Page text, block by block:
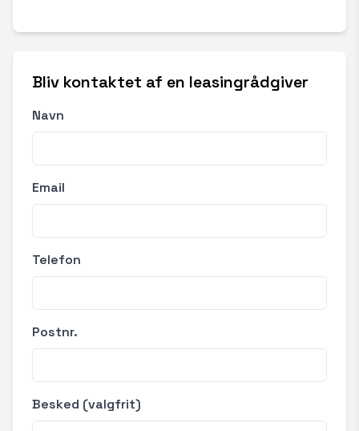
Bliv kontaktet af en leasingrådgiver
Navn
Email
Telefon
Postnr.
Besked (valgfrit)